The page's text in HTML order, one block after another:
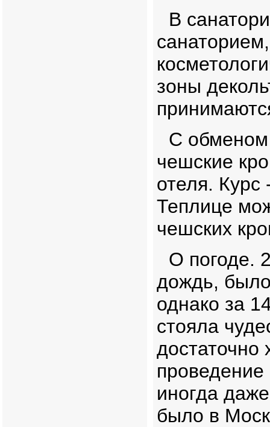
В
зоны
С
чешские
отеля.
Теплице
чешских
О погоде.
дождь,
однако за
стояла
иногда
было в